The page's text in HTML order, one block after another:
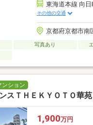
東海道本線 向
その他の交通
京都府京都市南
写真あり
ンション
スＴＨＥＫＹＯＴＯ華苑
1,900万円